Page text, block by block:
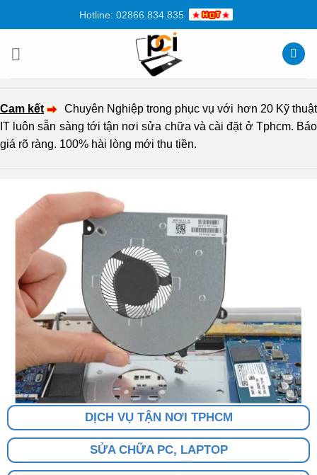
dung
Hotline: 02866.834.835
Cam kết
Chuyên Nghiệp trong phục vụ với hơn 20 Kỹ thuật
IT luôn sẵn sàng tới tận nơi sửa chữa và cài đặt ở Tphcm. Báo
giá rõ ràng. 100% hài lòng mới thu tiền.
DỊCH VỤ TẬN NƠI TPHCM
SỬA CHỮA PC, LAPTOP